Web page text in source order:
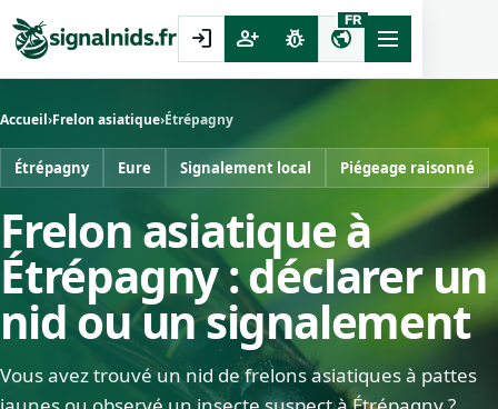
login person_add pest_control public
FR
Accueil›Frelon asiatique›Étrépagny
Étrépagny Eure Signalement local Piégeage raisonné
Frelon asiatique à
Étrépagny : déclarer un
nid ou un signalement
Vous avez trouvé un nid de frelons asiatiques à pattes